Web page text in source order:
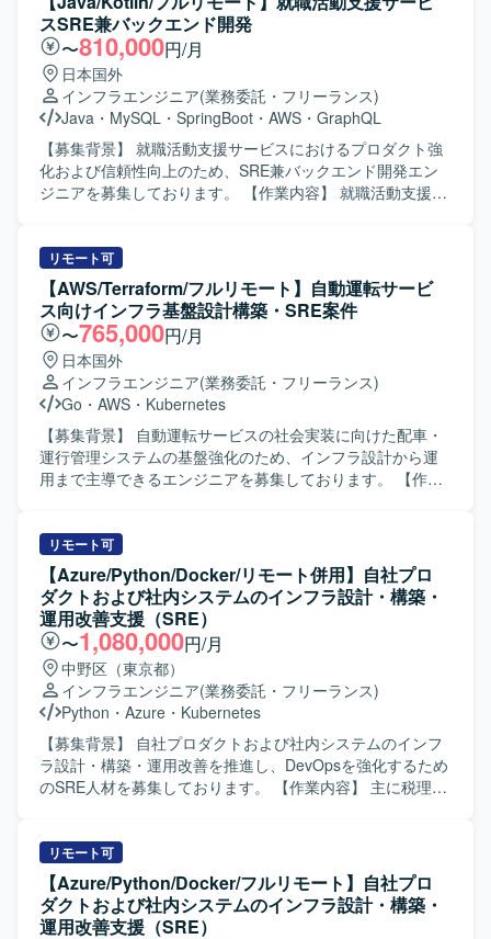
よびWebサービスのサーバインフラ環境の設計・構築・運
用を行います。 ・運用中および開発中のゲームタイトルを
横断して、インフラ面からプロジェクトを支援していただ
きます。 ・新しい技術の検証や導入展開を行い、サービス
にとって最適なインフラ構成の検討を行います。 ・パフォ
ーマンス向上やコスト削減など、インフラ面からの課題解
決に取り組んでいただきます。 【求める人物像】 ・インフ
ラアーキテクチャの検討や新技術のキャッチアップが好き
で、主体的に提案・改善に取り組める方を求めておりま
します。 ・事業やサービスの成長に合わせて、自身のスキ
ルや役割の拡張にも前向きに取り組める方を求めておりま
す。 【ポジションの魅力】 ・運用中および新規開発中の複
数の大型ゲームタイトルに横断的に関わることができ、多
様な開発フェーズや規模のプロジェクトで経験を積むこと
ができます。 ・SREチームの一員として、全プロジェクト
のインフラ設計・構築・運用に携わりながら、サービスの
パフォーマンス向上やコスト最適化に直接貢献できます。
・組織として新たな挑戦を歓迎するカルチャーの中で、大
きな裁量を持ち、長期的なキャリア形成と技術的成長を両
立できる環境です。 【開発環境】 ・複数の新規および運用
クリエイティブおよびゲーム開発に必要な機材や技術的イ
ンプットへの投資が積極的に行われており、勉強会参加や
R&Dなどを通じて継続的にスキルアップできる環境です。
スSRE兼バックエンド開発
〜810,000円/月
日本国外
インフラエンジニア(業務委託・フリーランス)
Java ・ MySQL ・ SpringBoot ・ AWS ・ GraphQL
【募集背景】 就職活動支援サービスにおけるプロダクト強
化および信頼性向上のため、SRE兼バックエンド開発エン
ジニアを募集しております。 【作業内容】 就職活動支援サ
トウェアの選定と導入、セキュリティやガイドラインの策
定を行っていただきます。さらに、インフラ環境の構築・
運用、デリバリーの構築・運用、サービスの運用・推進・
監視などを一貫してご対応いただきます。 【求める人物
像】 中長期の視野を持ち、仕組みで課題解決を図る思考を
お持ちの方を求めております。個人よりもチーム成果を重
視し、主体的にコミュニケーションを取りながら能動的に
プロジェクトを推進できる方、事業会社人格で動ける方を
歓迎いたします。 【ポジションの魅力】 SREとバックエン
ド開発の両面からプロダクト全体に関与でき、技術選定や
ガイドライン策定など上流からサービス運用まで幅広い領
ら、サービスの信頼性向上に直接貢献できる環境です。
【開発環境】 サーバサイド：Kotlin/Java, SpringBoot, DGS
framework(GraphQL), Kotest, spock(groovy), LocalStack,
Playwright など フロントエンド：React, Apollo, TypeScript,
Knockout, webpack, Storybook, Jest など モバイルアプ
リ：SwiftUI, MagicPod など クラウドサービス：
AWS（fargate, rds, sqs, redshift など）、GCP（firebase,
bigquery など）、CI/CD：GitHub Actions、Docker,
SendGrid, Datadog, Sentry など デザイン：Figma など コ
ミュニケーション他：GitHub Enterprise Cloud, Notion,
Slack, Google Meet, Zoom, Discord など
リモート可
【AWS/Terraform/フルリモート】自動運転サービ
ス向けインフラ基盤設計構築・SRE案件
〜765,000円/月
日本国外
インフラエンジニア(業務委託・フリーランス)
Go ・ AWS ・ Kubernetes
【募集背景】 自動運転サービスの社会実装に向けた配車・
運行管理システムの基盤強化のため、インフラ設計から運
用まで主導できるエンジニアを募集しております。 【作業
ていただきます。 サービス立ち上げの初期フェーズから参
画し、アーキテクト設計や基本設計（主にセキュリティや
可観測性などの非機能要件）を実施していただきます。 そ
の後はインフラエンジニア/SREとして、環境の構築および
最適化を主導していただきます。 具体的には、開発および
サービス提供基盤のアーキテクト設計や基本設計、DevOps
環境の設計・構築、SREとして環境の自動化や最適化など
を行っていただきます。 【求める人物像】 自ら主体的にサ
ービス基盤づくりに取り組み、非機能要件を意識した設
計・改善ができる方を求めております。 長期的なサービス
展開を見据え、チームと協調しながら継続的な改善に取り
組める方が望ましいです。 【ポジションの魅力】 サービス
の大規模展開を見据えたプロジェクトであり、立ち上げフ
ェーズから仕様検討やアーキテクチャ設計に関与できま
す。 移動支援や地域交通の維持、ドライバー不足などの社
会課題の解決に直結する社会インフラ領域に挑戦できる点
リモート可
【Azure/Python/Docker/リモート併用】自社プロ
ダクトおよび社内システムのインフラ設計・構築・
運用改善支援（SRE）
〜1,080,000円/月
中野区（東京都）
インフラエンジニア(業務委託・フリーランス)
Python ・ Azure ・ Kubernetes
【募集背景】 自社プロダクトおよび社内システムのインフ
ラ設計・構築・運用改善を推進し、DevOpsを強化するため
のSRE人材を募集しております。 【作業内容】 主に税理
おいて、自社プロダクトおよび社内システムのインフラ設
計、構築、運用改善をリードしていただきます。 会計デー
タを扱う高いセキュリティ要件を満たしながら、開発チー
ムが迅速かつ安全にデプロイできる環境を構築していただ
リモート可
【Azure/Python/Docker/フルリモート】自社プロ
ダクトおよび社内システムのインフラ設計・構築・
運用改善支援（SRE）